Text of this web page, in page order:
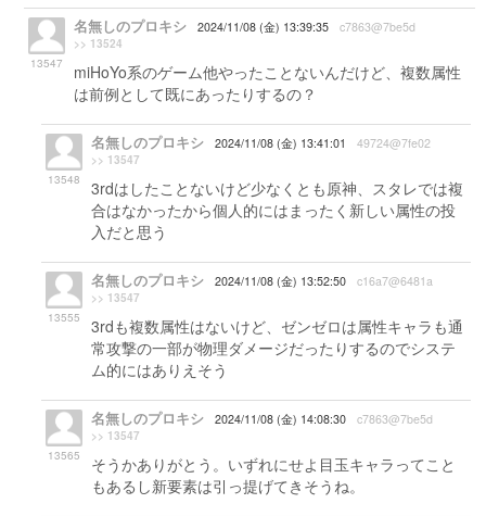
13547
名無しのプロキシ 2024/11/08 (金) 13:39:35 c7863@7be5d
>> 13524
miHoYo系のゲーム他やったことないんだけど、複数属性
は前例として既にあったりするの？
13548
名無しのプロキシ 2024/11/08 (金) 13:41:01 49724@7fe02
>> 13547
3rdはしたことないけど少なくとも原神、スタレでは複
合はなかったから個人的にはまったく新しい属性の投
入だと思う
13555
名無しのプロキシ 2024/11/08 (金) 13:52:50 c16a7@6481a
>> 13547
3rdも複数属性はないけど、ゼンゼロは属性キャラも通
常攻撃の一部が物理ダメージだったりするのでシステ
ム的にはありえそう
13565
名無しのプロキシ 2024/11/08 (金) 14:08:30 c7863@7be5d
>> 13547
そうかありがとう。いずれにせよ目玉キャラってこと
もあるし新要素は引っ提げてきそうね。